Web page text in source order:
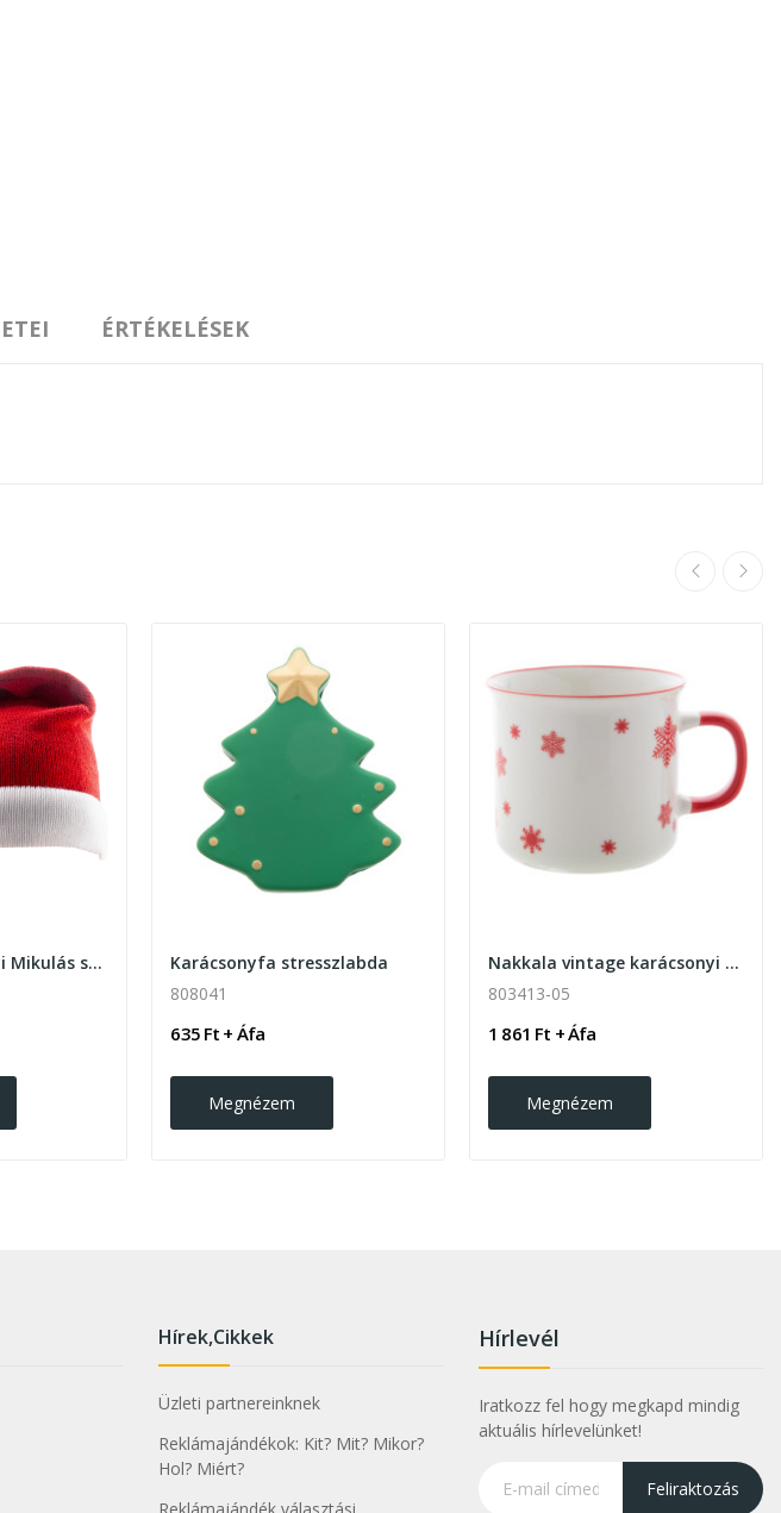
ÉRTÉKELÉSEK
Kötött karácsonyi Mikulás sapka
Karácsonyfa stresszlabda
808041
635 Ft + Áfa
Megnézem
Nakkala vintage karácsonyi bögre 300ml , piros
803413-05
1 861 Ft + Áfa
Megnézem
Hírek,Cikkek
Üzleti partnereinknek
Reklámajándékok: Kit? Mit? Mikor?
Hol? Miért?
Reklámajándék választási
Hírlevél
Iratkozz fel hogy megkapd mindig
aktuális hírlevelünket!
Feliraktozás